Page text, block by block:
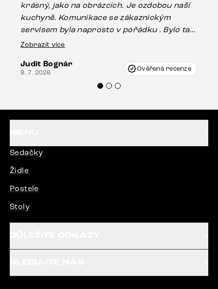
krásný, jako na obrázcích. Je ozdobou naší
kuchyně. Komunikace se zákaznickým
servisem byla naprosto v pořádku . Bylo tam
drobné poškození u nohy stolu, které mohlo
Vincze mi velmi korektně vyšli vstříc.
Doporučuji produkty Delife všem.“
Zobrazit více
Judit Bognár
8. 7. 2026 Ověřená recenze
Sedačky
Židle
Postele
Stoly